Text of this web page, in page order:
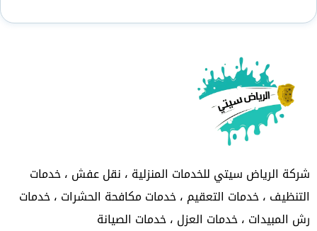
شركة الرياض سيتي للخدمات المنزلية ، نقل عفش ، خدمات
التنظيف ، خدمات التعقيم ، خدمات مكافحة الحشرات ، خدمات
رش المبيدات ، خدمات العزل ، خدمات الصيانة